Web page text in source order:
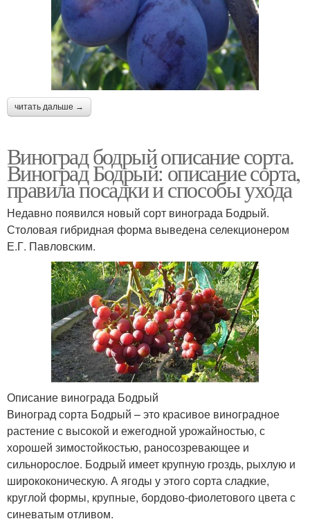
читать дальше →
Виноград бодрый описание сорта.
Виноград Бодрый: описание сорта,
правила посадки и способы ухода
Недавно появился новый сорт винограда Бодрый.
Столовая гибридная форма выведена селекционером
Е.Г. Павловским.
Описание винограда Бодрый
Виноград сорта Бодрый – это красивое виноградное
растение с высокой и ежегодной урожайностью, с
хорошей зимостойкостью, раносозревающее и
сильнорослое. Бодрый имеет крупную гроздь, рыхлую и
ширококоническую. А ягоды у этого сорта сладкие,
круглой формы, крупные, бордово-фиолетового цвета с
синеватым отливом.